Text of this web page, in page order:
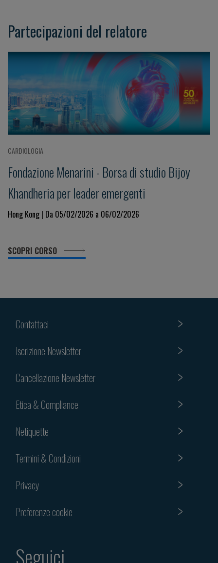
Partecipazioni del relatore
CARDIOLOGIA
Fondazione Menarini - Borsa di studio Bijoy
Khandheria per leader emergenti
Hong Kong | Da 05/02/2026 a 06/02/2026
SCOPRI CORSO
Contattaci
Iscrizione Newsletter
Cancellazione Newsletter
Etica & Compliance
Netiquette
Termini & Condizioni
Privacy
Preferenze cookie
Seguici